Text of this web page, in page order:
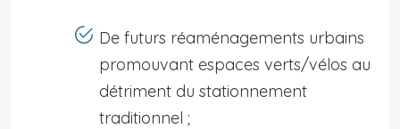
De futurs réaménagements urbains
promouvant espaces verts/vélos au
détriment du stationnement
traditionnel ;